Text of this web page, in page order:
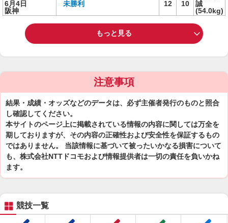
6月4日
阪神
未勝利 12 10
誠
(54.0kg)
もっと見る
注意事項
結果・成績・オッズなどのデータは、必ず主催者発行のものと照合
し確認してください。
本サイトのページ上に掲載されている情報の内容に関しては万全を
期しておりますが、その内容の正確性および安全性を保証するもの
ではありません。 当該情報に基づいて被ったいかなる損害について
も、株式会社NTTドコモおよび情報提供者は一切の責任を負いかね
ます。
競技一覧